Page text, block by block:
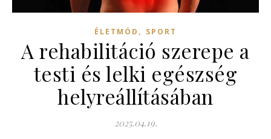
ÉLETMÓD , SPORT
A rehabilitáció szerepe a
testi és lelki egészség
helyreállításában
2025.04.19.